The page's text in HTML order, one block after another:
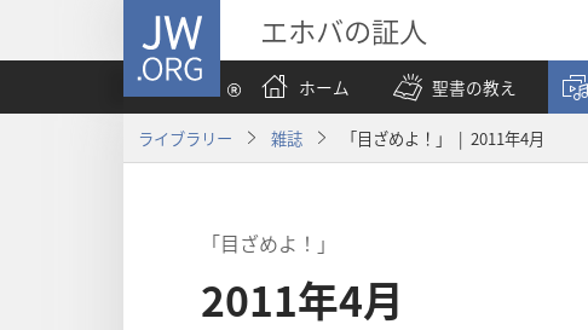
JW.ORG エホバの証人
ホーム
聖書の教え
ライブラリー 雑誌 「目ざめよ！」 | 2011年4月
「目ざめよ！」
2011年4月